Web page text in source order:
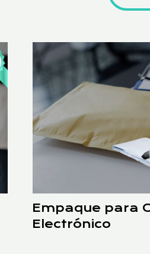
Empaque para
Electrónico